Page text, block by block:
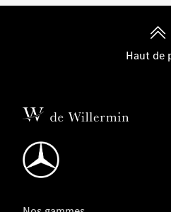
Haut de